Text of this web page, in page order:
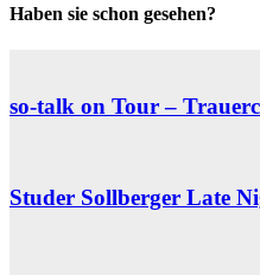
Haben sie schon gesehen?
so-talk on Tour –
Studer Sollberger Late